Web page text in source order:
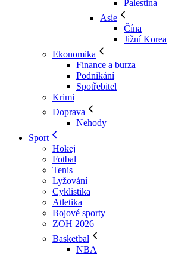
Palestina
Asie
Čína
Jižní Korea
Ekonomika
Finance a burza
Podnikání
Spotřebitel
Krimi
Doprava
Nehody
Sport
Hokej
Fotbal
Tenis
Lyžování
Cyklistika
Atletika
Bojové sporty
ZOH 2026
Basketbal
NBA